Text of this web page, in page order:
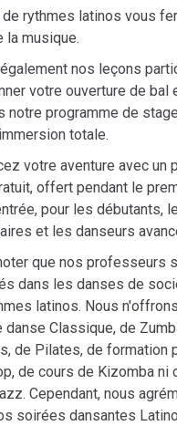
rythmes latinos vous
la musique.
nos leçons
votre ouverture de bal
notre programme de
totale.
votre aventure avec un
offert pendant le
pour les débutants,
et les danseurs
que nos professeurs
dans les danses de
latinos. Nous
danse Classique, de
de Pilates, de formation
de cours de Kizomba ni
Cependant, nous
soirées dansantes